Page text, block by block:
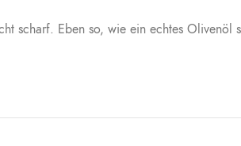
scharf. Eben so, wie ein echtes